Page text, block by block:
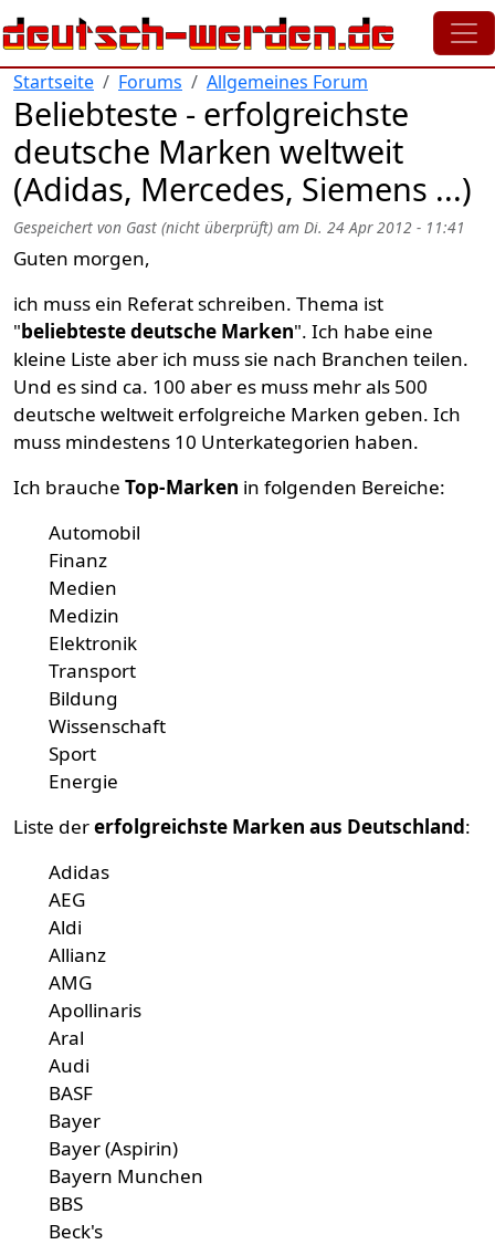
Direkt zum Inhalt
Startseite Forums Allgemeines Forum
Beliebteste - erfolgreichste
deutsche Marken weltweit
(Adidas, Mercedes, Siemens ...)
Gespeichert von Gast (nicht überprüft) am Di. 24 Apr 2012 - 11:41
Guten morgen,
ich muss ein Referat schreiben. Thema ist
"beliebteste deutsche Marken". Ich habe eine
kleine Liste aber ich muss sie nach Branchen teilen.
Und es sind ca. 100 aber es muss mehr als 500
deutsche weltweit erfolgreiche Marken geben. Ich
muss mindestens 10 Unterkategorien haben.
Ich brauche Top-Marken in folgenden Bereiche:
Automobil
Finanz
Medien
Medizin
Elektronik
Transport
Bildung
Wissenschaft
Sport
Energie
Liste dererfolgreichste Marken aus Deutschland:
Adidas
AEG
Aldi
Allianz
AMG
Apollinaris
Aral
Audi
BASF
Bayer
Bayer (Aspirin)
Bayern Munchen
BBS
Beck's